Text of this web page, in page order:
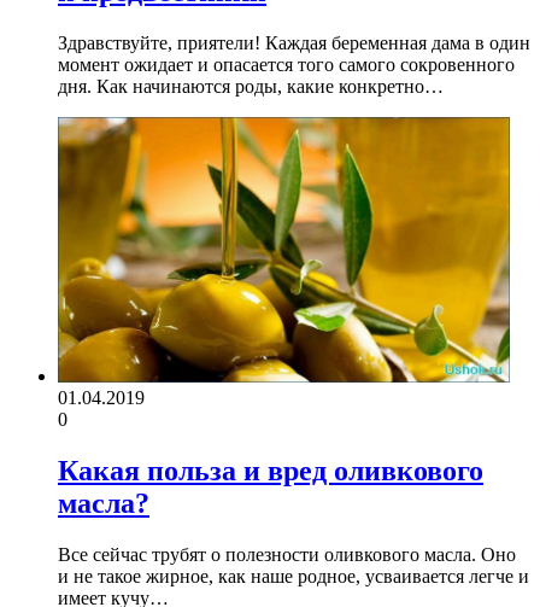
Здравствуйте, приятели! Каждая беременная дама в один
момент ожидает и опасается того самого сокровенного
дня. Как начинаются роды, какие конкретно…
01.04.2019
0
Какая польза и вред оливкового
масла?
Все сейчас трубят о полезности оливкового масла. Оно
и не такое жирное, как наше родное, усваивается легче и
имеет кучу…